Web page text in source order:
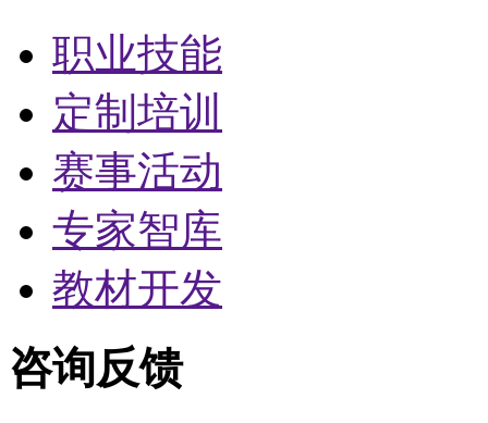
职业技能
定制培训
赛事活动
专家智库
教材开发
咨询反馈